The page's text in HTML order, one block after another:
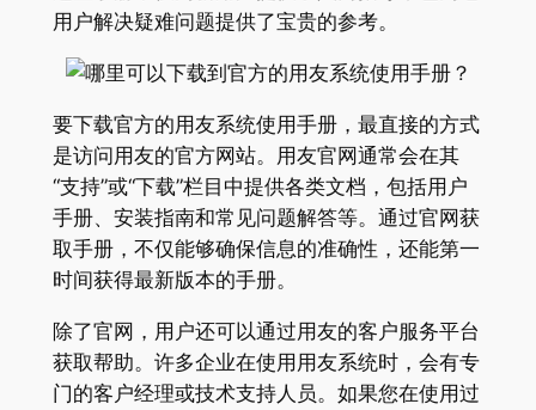
用户解决疑难问题提供了宝贵的参考。
要下载官方的用友系统使用手册，最直接的方式
是访问用友的官方网站。用友官网通常会在其
“支持”或“下载”栏目中提供各类文档，包括用户
手册、安装指南和常见问题解答等。通过官网获
取手册，不仅能够确保信息的准确性，还能第一
时间获得最新版本的手册。
除了官网，用户还可以通过用友的客户服务平台
获取帮助。许多企业在使用用友系统时，会有专
门的客户经理或技术支持人员。如果您在使用过